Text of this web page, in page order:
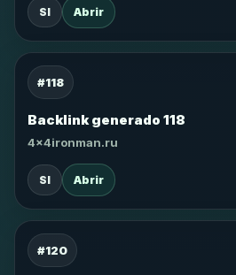
SI Abrir
#118
Backlink generado 118
4x4ironman.ru
SI Abrir
#120